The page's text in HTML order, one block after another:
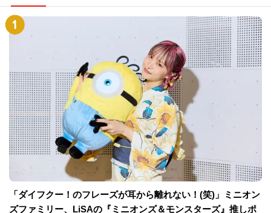
「ダイフクー！のフレーズが耳から離れない！(笑)」ミニオン
ズファミリー、LiSAの『ミニオンズ＆モンスターズ』推しポ